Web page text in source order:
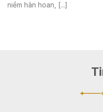
niềm hân hoan, [...]